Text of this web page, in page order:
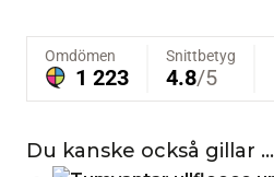
Du kanske också gillar …